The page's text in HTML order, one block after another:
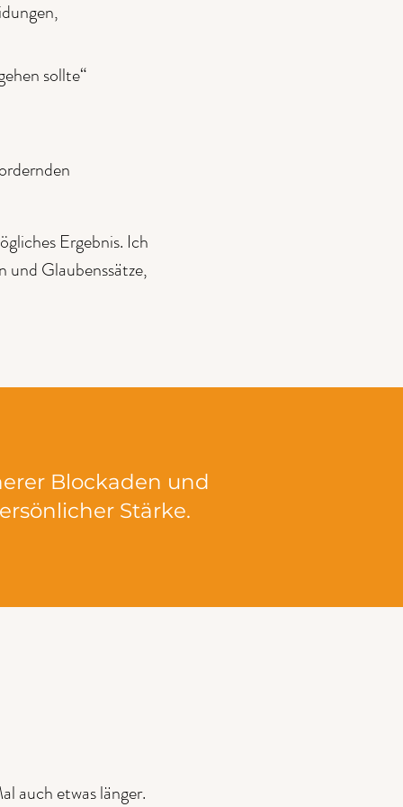
sollte“
Ergebnis. Ich
und Glaubenssätze,
Blockaden und
Stärke.
auch etwas länger.